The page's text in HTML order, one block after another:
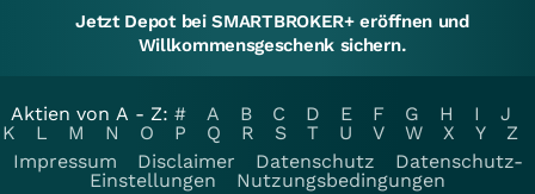
Jetzt Depot bei SMARTBROKER+ eröffnen und
Willkommensgeschenk sichern.
Aktien von A - Z: # A B C D E F G H I
J
K
L M N O P Q R S T U V W X Y
Z
Impressum
Disclaimer Datenschutz
Datenschutz-
Einstellungen
Nutzungsbedingungen